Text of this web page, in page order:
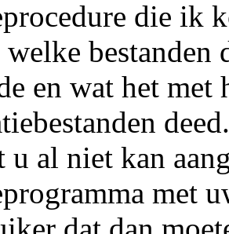
die ik
welke
en wat het met
al niet kan
met